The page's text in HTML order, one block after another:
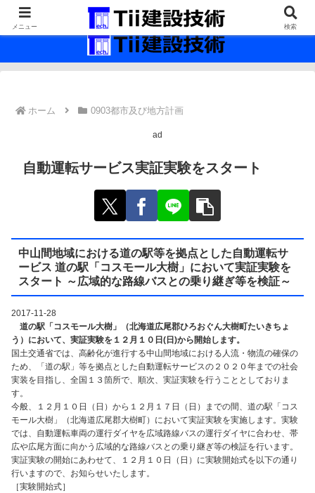
最新の建設技術の情報インフラ。
ホーム 0903都市及び地方計画
ad
自動運転サービス実証実験をスタート
中山間地域における道の駅等を拠点とした自動運転サ
ービス 道の駅「コスモール大樹」において実証実験を
スタート ～広域的な路線バスとの乗り継ぎ等を検証～
2017-11-28
道の駅「コスモール大樹」（北海道広尾郡ひろおぐん大樹町たいきちょ
う ）において、実証実験を１２月１０日(日)から開始します。
国土交通省では、高齢化が進行する中山間地域における人流・物流の確保の
ため、「道の駅」等を拠点とした自動運転サービスの２０２０年までの社会
実装を目指し、全国１３箇所で、順次、実証実験を行うこととしておりま
す。
今般、１２月１０日（日）から１２月１７日（日）までの間、道の駅「コス
モール大樹」（北海道広尾郡大樹町）において実証実験を実施します。実験
では、自動運転車両の運行ダイヤを広域路線バスの運行ダイヤに合わせ、帯
広や広尾方面に向かう広域的な路線バスとの乗り継ぎ等の検証を行います。
実証実験の開始にあわせて、１２月１０日（日）に実験開始式を以下の通り
行いますので、お知らせいたします。
［実験開始式］
メニュー 検索